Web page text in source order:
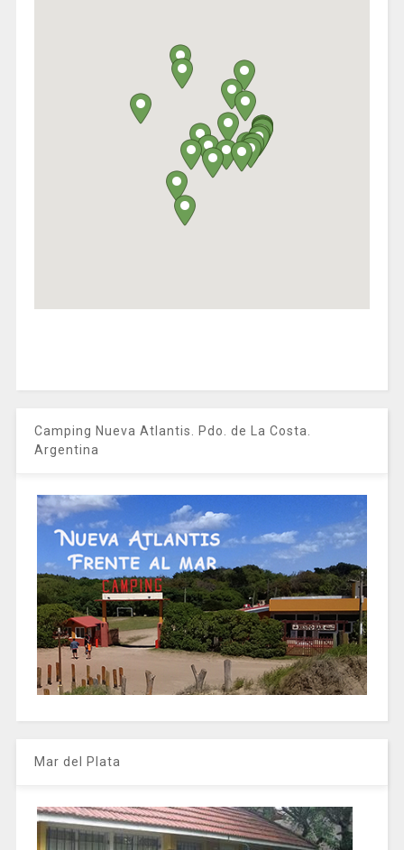
Camping Nueva Atlantis. Pdo. de La Costa.
Argentina
Mar del Plata